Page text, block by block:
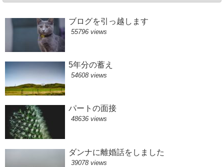
ブログを引っ越します
55796 views
5年分の蓄え
54608 views
パートの面接
48636 views
ダンナに離婚話をしました
39078 views